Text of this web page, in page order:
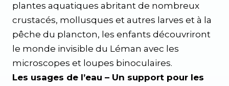
plantes aquatiques abritant de nombreux
crustacés, mollusques et autres larves et à la
pêche du plancton, les enfants découvriront
le monde invisible du Léman avec les
microscopes et loupes binoculaires.
Les usages de l’eau – Un support pour les